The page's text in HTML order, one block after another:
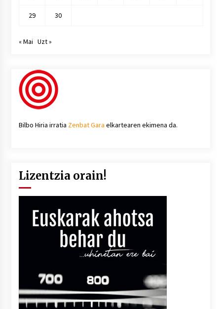
29 30
« Mai Uzt »
Bilbo Hiria irratia Zenbat Gara elkartearen ekimena da.
Lizentzia orain!